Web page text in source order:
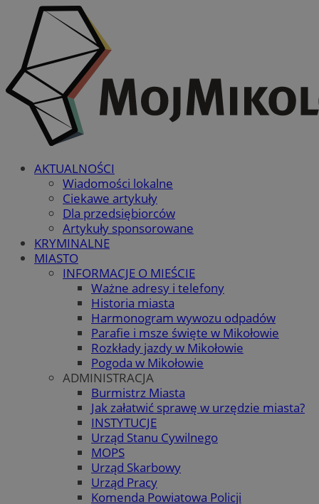
AKTUALNOŚCI
Wiadomości lokalne
Ciekawe artykuły
Dla przedsiębiorców
Artykuły sponsorowane
KRYMINALNE
MIASTO
INFORMACJE O MIEŚCIE
Ważne adresy i telefony
Historia miasta
Harmonogram wywozu odpadów
Parafie i msze święte w Mikołowie
Rozkłady jazdy w Mikołowie
Pogoda w Mikołowie
ADMINISTRACJA
Burmistrz Miasta
Jak załatwić sprawę w urzędzie miasta?
INSTYTUCJE
Urząd Stanu Cywilnego
MOPS
Urząd Skarbowy
Urząd Pracy
Komenda Powiatowa Policji